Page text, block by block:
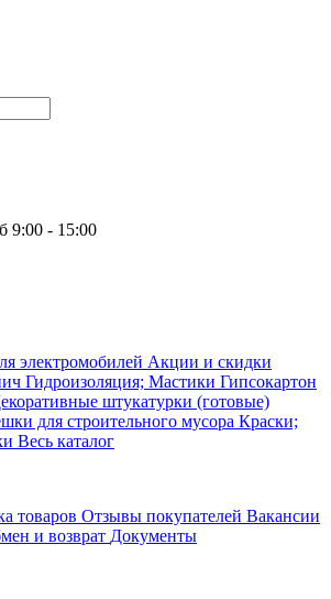
9:00 - 15:00
электромобилей Акции и скидки
Гидроизоляция; Мастики Гипсокартон
штукатурки (готовые)
для строительного мусора Краски;
Весь каталог
товаров Отзывы покупателей Вакансии
и возврат Документы